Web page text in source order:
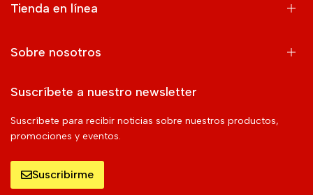
Tienda en línea
Sobre nosotros
Suscríbete a nuestro newsletter
Suscríbete para recibir noticias sobre nuestros productos,
promociones y eventos.
Suscribirme